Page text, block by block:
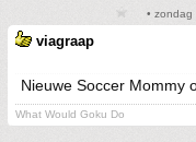
• zondag
viagraap
Nieuwe Soccer Mommy
What Would Goku Do